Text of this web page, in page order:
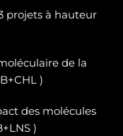
projets à hauteur
de la
)
des molécules
)